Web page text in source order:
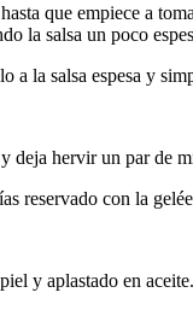
que empiece a
la salsa un poco
la salsa espesa y
hervir un par de
reservado con la
y aplastado en